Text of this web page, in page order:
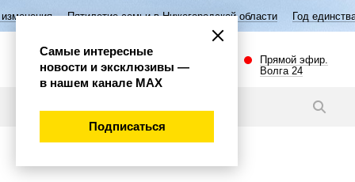
семьи в Нижегородской области Год единства народов России
Прямой эфир.
Волга 24
Самые интересные
новости и эксклюзивы —
в нашем канале МАХ
Подписаться